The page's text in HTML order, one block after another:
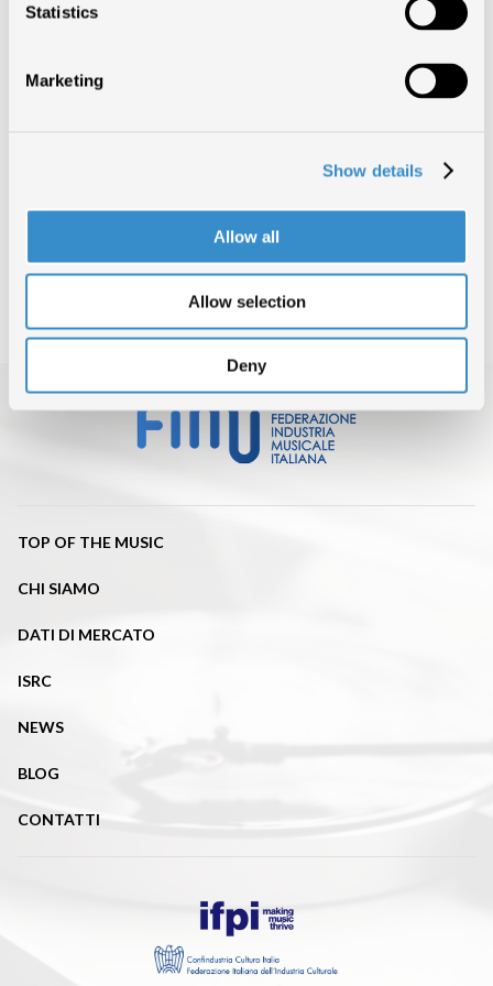
Statistics
Marketing
Show details
Allow all
Allow selection
Deny
CONDIVIDI ARTICOLO
TOP OF THE MUSIC
CHI SIAMO
DATI DI MERCATO
ISRC
NEWS
BLOG
CONTATTI